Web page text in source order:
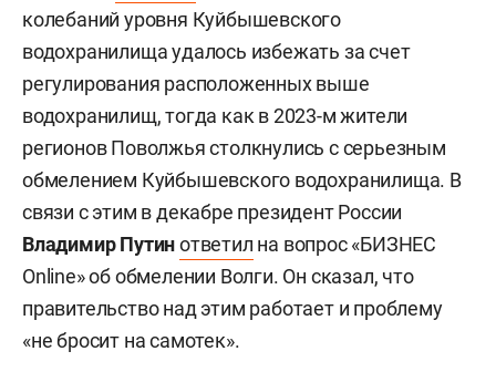
колебаний уровня Куйбышевского
водохранилища удалось избежать за счет
регулирования расположенных выше
водохранилищ, тогда как в 2023-м жители
регионов Поволжья столкнулись с серьезным
обмелением Куйбышевского водохранилища. В
связи с этим в декабре президент России
Владимир Путинответил на вопрос «БИЗНЕС
Online» об обмелении Волги. Он сказал, что
правительство над этим работает и проблему
«не бросит на самотек».